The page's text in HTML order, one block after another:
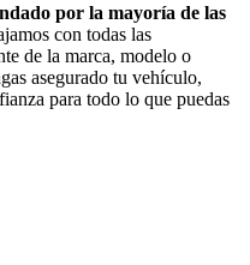
por la mayoría de las
con todas las
de la marca, modelo o
asegurado tu vehículo,
para todo lo que puedas